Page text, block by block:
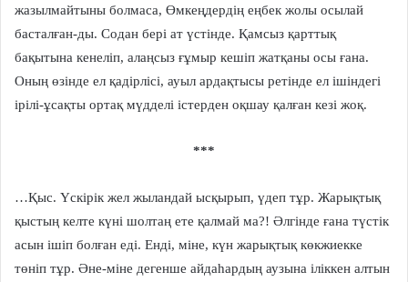
жазылмайтыны болмаса, Өмкеңдердің еңбек жолы осылай
басталған-ды. Содан бері ат үстінде. Қамсыз қарттық
бақытына кенеліп, алаңсыз ғұмыр кешіп жатқаны осы ғана.
Оның өзінде ел қадірлісі, ауыл ардақтысы ретінде ел ішіндегі
ірілі-ұсақты ортақ мүдделі істерден оқшау қалған кезі жоқ.
***
…Қыс. Үскірік жел жыландай ысқырып, үдеп тұр. Жарықтық
қыстың келте күні шолтаң ете қалмай ма?! Әлгінде ғана түстік
асын ішіп болған еді. Енді, міне, күн жарықтық көкжиекке
төніп тұр. Әне-міне дегенше айдаһардың аузына іліккен алтын